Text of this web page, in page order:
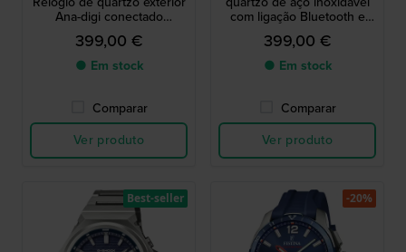
Ana-digi conectado
resistente à lama
399,00 €
● Em stock
Comparar
Ver produto
com ligação Bluetooth e
alimentado a energia solar
399,00 €
● Em stock
Comparar
Ver produto
Best-seller -20%